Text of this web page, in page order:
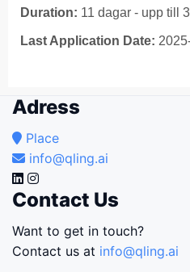
Duration: 11 dagar - upp till
Last Application Date:
Adress
Place
info@qling.ai
Contact Us
Want to get in touch?
Contact us at info@qling.ai